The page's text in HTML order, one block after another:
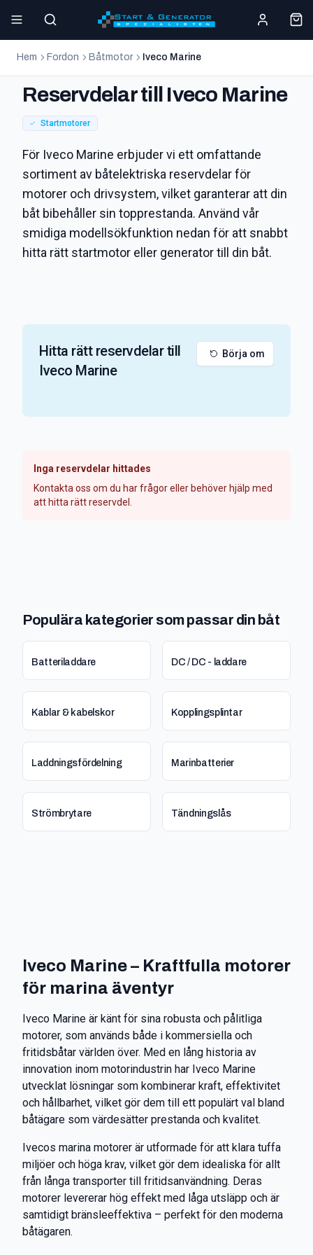
Hem Fordon Båtmotor Iveco Marine
Reservdelar till Iveco Marine
Startmotorer
För Iveco Marine erbjuder vi ett omfattande
sortiment av båtelektriska reservdelar för
motorer och drivsystem, vilket garanterar att din
båt bibehåller sin topprestanda. Använd vår
smidiga modellsökfunktion nedan för att snabbt
hitta rätt startmotor eller generator till din båt.
Hitta rätt reservdelar till
Iveco Marine
Börja om
Inga reservdelar hittades
Kontakta oss om du har frågor eller behöver hjälp med
att hitta rätt reservdel.
Populära kategorier som passar din båt
Batteriladdare DC / DC - laddare
Kablar & kabelskor Kopplingsplintar
Laddningsfördelning Marinbatterier
Strömbrytare Tändningslås
Iveco Marine – Kraftfulla motorer
för marina äventyr
Iveco Marine är känt för sina robusta och pålitliga
motorer, som används både i kommersiella och
fritidsbåtar världen över. Med en lång historia av
innovation inom motorindustrin har Iveco Marine
utvecklat lösningar som kombinerar kraft, effektivitet
och hållbarhet, vilket gör dem till ett populärt val bland
båtägare som värdesätter prestanda och kvalitet.
Ivecos marina motorer är utformade för att klara tuffa
miljöer och höga krav, vilket gör dem idealiska för allt
från långa transporter till fritidsanvändning. Deras
motorer levererar hög effekt med låga utsläpp och är
samtidigt bränsleeffektiva – perfekt för den moderna
båtägaren.